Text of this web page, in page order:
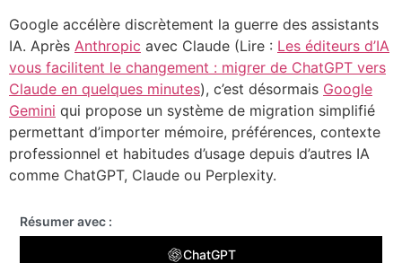
Google accélère discrètement la guerre des assistants
IA. Après Anthropic avec Claude (Lire : Les éditeurs d’IA
vous facilitent le changement : migrer de ChatGPT vers
Claude en quelques minutes), c’est désormais Google
Gemini qui propose un système de migration simplifié
permettant d’importer mémoire, préférences, contexte
professionnel et habitudes d’usage depuis d’autres IA
comme ChatGPT, Claude ou Perplexity.
Résumer avec :
ChatGPT